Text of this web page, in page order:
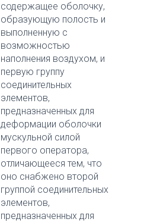
содержащее оболочку,
образующую полость и
выполненную с
возможностью
наполнения воздухом, и
первую группу
соединительных
элементов,
предназначенных для
деформации оболочки
мускульной силой
первого оператора,
отличающееся тем, что
оно снабжено второй
группой соединительных
элементов,
предназначенных для